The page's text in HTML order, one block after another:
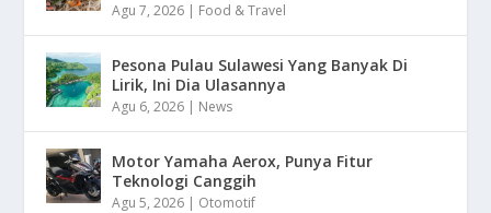
Agu 7, 2026 | Food & Travel
Pesona Pulau Sulawesi Yang Banyak Di
Lirik, Ini Dia Ulasannya
Agu 6, 2026 | News
Motor Yamaha Aerox, Punya Fitur
Teknologi Canggih
Agu 5, 2026 | Otomotif